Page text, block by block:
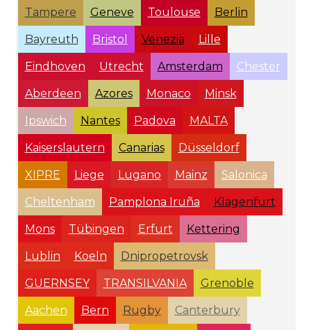
Tampere Geneve Toulouse Berlin
Bayreuth Bristol Venezia Lille
Eindhoven Utrecht Amsterdam Chester
Aberdeen Azores Monaco Minsk
Ipswich Nantes Padova MALTA
Kaiserslautern Canarias Düsseldorf
XIPRE Liege Lugano Mainz Salonica
Cheltenham Pamplona Iruña Klagenfurt
Mons Tübingen Erfurt Kettering
Lublin Koeln Dnipropetrovsk
GUERNSEY TRANSILVANIA Grenoble
Aachen Bern Rugby Canterbury